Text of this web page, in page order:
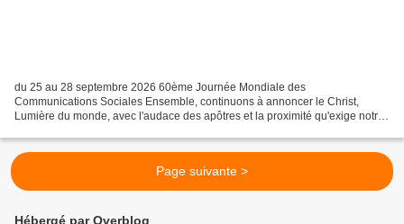
du 25 au 28 septembre 2026 60ème Journée Mondiale des
Communications Sociales Ensemble, continuons à annoncer le Christ,
Lumière du monde, avec l'audace des apôtres et la proximité qu'exige notre
Page suivante >
Hébergé par Overblog